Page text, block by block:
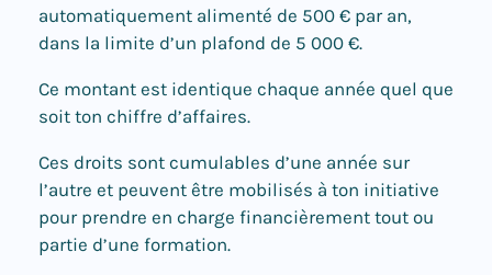
automatiquement alimenté de 500 € par an,
dans la limite d’un plafond de 5 000 €.
Ce montant est identique chaque année quel que
soit ton chiffre d’affaires.
Ces droits sont cumulables d’une année sur
l’autre et peuvent être mobilisés à ton initiative
pour prendre en charge financièrement tout ou
partie d’une formation.